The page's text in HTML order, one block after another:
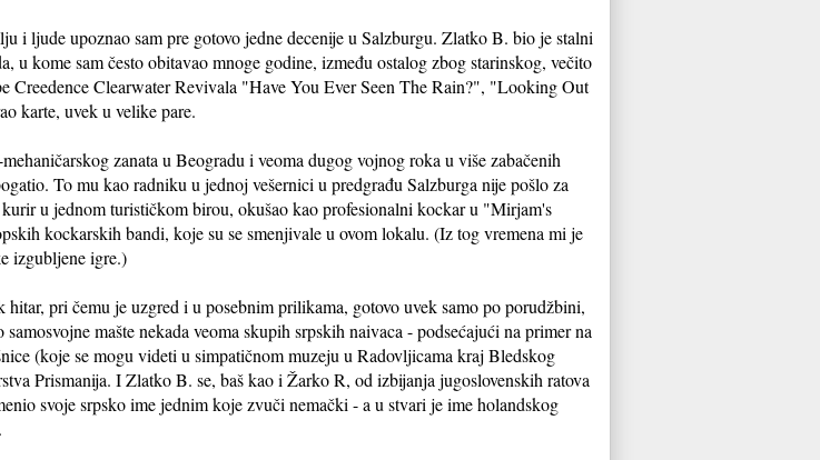
i ljude upoznao sam pre gotovo jedne decenije u Salzburgu. Zlatko B. bio je stalni
u kome sam često obitavao mnoge godine, između ostalog zbog starinskog, večito
Creedence Clearwater Revivala "Have You Ever Seen The Rain?", "Looking Out
karte, uvek u velike pare.
zanata u Beogradu i veoma dugog vojnog roka u više zabačenih
To mu kao radniku u jednoj vešernici u predgrađu Salzburga nije pošlo za
u jednom turističkom birou, okušao kao profesionalni kockar u "Mirjam's
kockarskih bandi, koje su se smenjivale u ovom lokalu. (Iz tog vremena mi je
izgubljene igre.)
pri čemu je uzgred i u posebnim prilikama, gotovo uvek samo po porudžbini,
mašte nekada veoma skupih srpskih naivaca - podsećajući na primer na
(koje se mogu videti u simpatičnom muzeju u Radovljicama kraj Bledskog
Prismanija. I Zlatko B. se, baš kao i Žarko R, od izbijanja jugoslovenskih ratova
svoje srpsko ime jednim koje zvuči nemački - a u stvari je ime holandskog